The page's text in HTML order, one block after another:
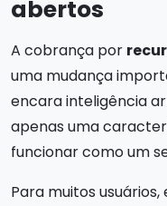
abertos
A cobrança por
uma mudança
encara inteligência
apenas uma
funcionar como um
Para muitos